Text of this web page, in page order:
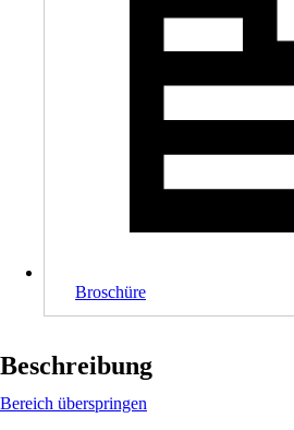
Broschüre
Beschreibung
Bereich überspringen